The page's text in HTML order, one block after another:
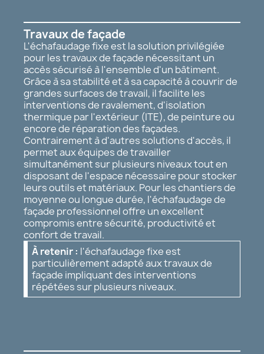
Travaux de façade
L'échafaudage fixe est la solution privilégiée
pour les travaux de façade nécessitant un
accès sécurisé à l'ensemble d'un bâtiment.
Grâce à sa stabilité et à sa capacité à couvrir de
grandes surfaces de travail, il facilite les
interventions de ravalement, d'isolation
thermique par l'extérieur (ITE), de peinture ou
encore de réparation des façades.
Contrairement à d'autres solutions d'accès, il
permet aux équipes de travailler
simultanément sur plusieurs niveaux tout en
disposant de l'espace nécessaire pour stocker
leurs outils et matériaux. Pour les chantiers de
moyenne ou longue durée, l'échafaudage de
façade professionnel offre un excellent
compromis entre sécurité, productivité et
confort de travail.
À retenir : l'échafaudage fixe est
particulièrement adapté aux travaux de
façade impliquant des interventions
répétées sur plusieurs niveaux.